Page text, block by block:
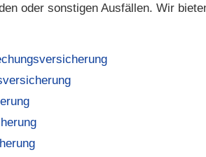
oder sonstigen Ausfällen. Wir